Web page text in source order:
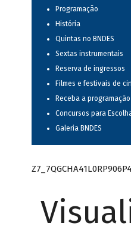
Programação
História
Quintas no BNDES
Sextas instrumentais
Reserva de ingressos
Filmes e festivais de
Receba a programação
Concursos para
Galeria BNDES